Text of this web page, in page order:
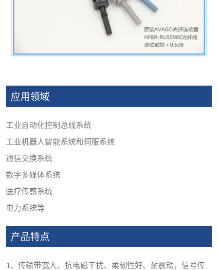
应用领域
工业自动化控制总线系统
工业机器人智能系统和伺服系统
通信交换系统
数字多媒体系统
医疗传感系统
电力系统等
产品特点
1、传输带宽大、抗电磁干扰、柔韧性好、耐震动，信号传